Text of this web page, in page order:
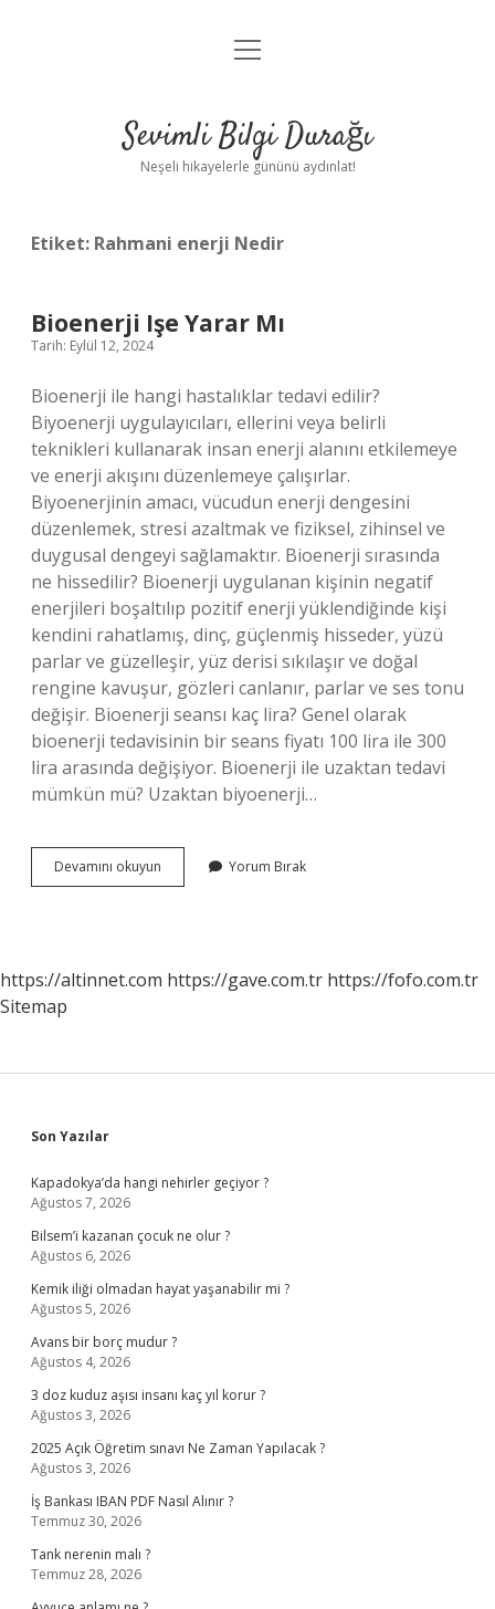
Anasayfa
Yasal Uyarı
menüyü
Sevimli Bilgi Durağı
Neşeli hikayelerle gününü aydınlat!
Etiket: Rahmani enerji Nedir
Bioenerji Işe Yarar Mı
Tarih: Eylül 12, 2024
Bioenerji ile hangi hastalıklar tedavi edilir?
Biyoenerji uygulayıcıları, ellerini veya belirli
teknikleri kullanarak insan enerji alanını etkilemeye
ve enerji akışını düzenlemeye çalışırlar.
Biyoenerjinin amacı, vücudun enerji dengesini
düzenlemek, stresi azaltmak ve fiziksel, zihinsel ve
duygusal dengeyi sağlamaktır. Bioenerji sırasında
ne hissedilir? Bioenerji uygulanan kişinin negatif
enerjileri boşaltılıp pozitif enerji yüklendiğinde kişi
kendini rahatlamış, dinç, güçlenmiş hisseder, yüzü
parlar ve güzelleşir, yüz derisi sıkılaşır ve doğal
rengine kavuşur, gözleri canlanır, parlar ve ses tonu
değişir. Bioenerji seansı kaç lira? Genel olarak
bioenerji tedavisinin bir seans fiyatı 100 lira ile 300
lira arasında değişiyor. Bioenerji ile uzaktan tedavi
mümkün mü? Uzaktan biyoenerji…
Devamını okuyun Bioenerji
Işe
Yorum Bırak
https://altinnet.com https://gave.com.tr https://fofo.com.tr
Sitemap
Sidebar
Son Yazılar
Kapadokya’da hangi nehirler geçiyor ?
Ağustos 7, 2026
Bilsem’i kazanan çocuk ne olur ?
Ağustos 6, 2026
Kemik iliği olmadan hayat yaşanabilir mi ?
Ağustos 5, 2026
Avans bir borç mudur ?
Ağustos 4, 2026
3 doz kuduz aşısı insanı kaç yıl korur ?
Ağustos 3, 2026
2025 Açık Öğretim sınavı Ne Zaman Yapılacak ?
Ağustos 3, 2026
İş Bankası IBAN PDF Nasıl Alınır ?
Temmuz 30, 2026
Tank nerenin malı ?
Temmuz 28, 2026